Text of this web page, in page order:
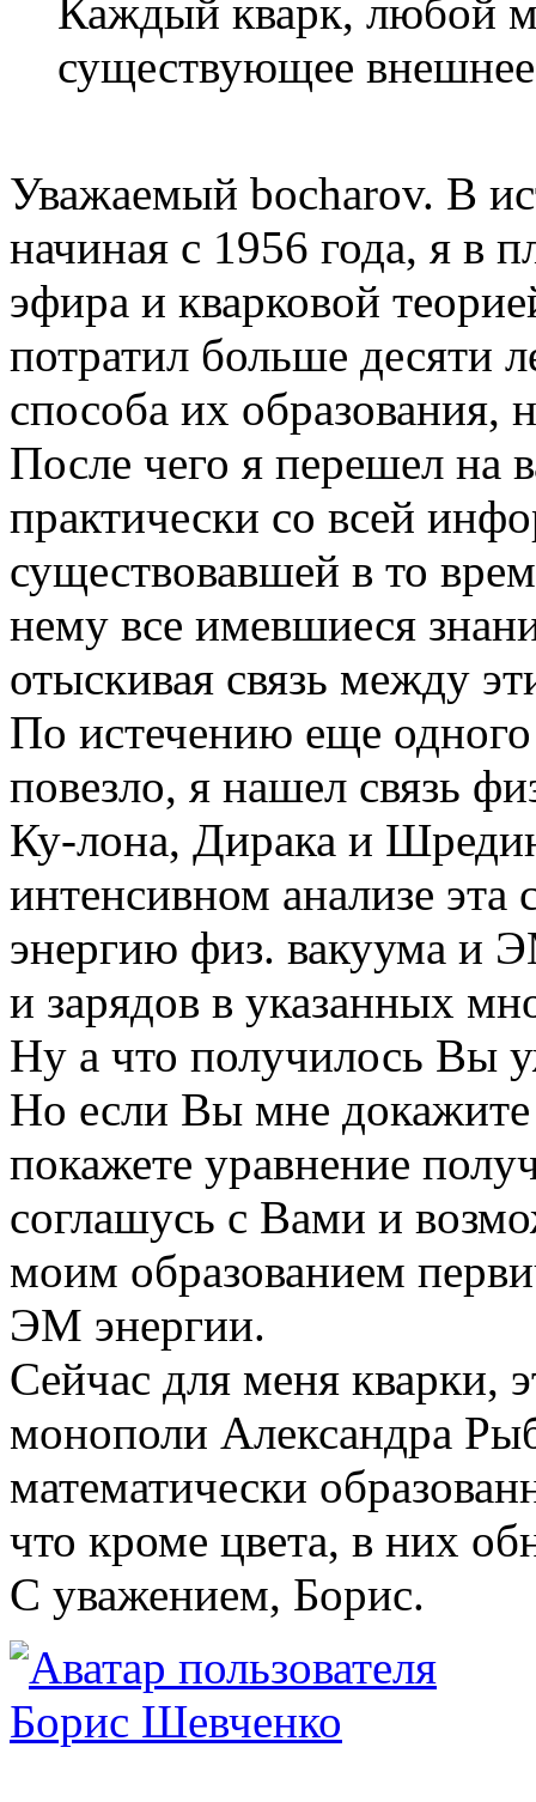
Каждый кварк, любой
существующее
Уважаемый bocharov. В
начиная с 1956 года, я в
эфира и кварковой
потратил больше десяти
способа их образования,
После чего я перешел на
практически со всей
существовавшей в то
нему все имевшиеся
отыскивая связь между
По истечению еще
повезло, я нашел связь
Ку-лона, Дирака и
интенсивном анализе эта
энергию физ. вакуума и
и зарядов в указанных
Ну а что получилось Вы
Но если Вы мне докажите
покажете уравнение
соглашусь с Вами и
моим образованием
ЭМ энергии.
Сейчас для меня кварки,
монополи Александра
математически
что кроме цвета, в них
С уважением, Борис.
Борис Шевченко